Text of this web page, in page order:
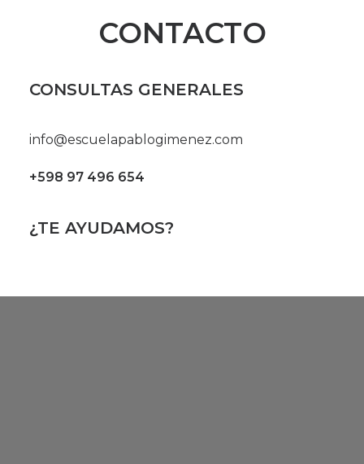
CONTACTO
CONSULTAS GENERALES
info@escuelapablogimenez.com
+598 97 496 654
¿TE AYUDAMOS?